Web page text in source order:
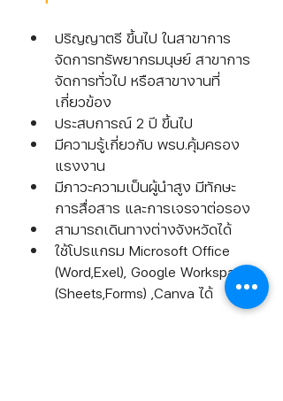
ปริญญาตรี ขึ้นไป ในสาขาการ
จัดการทรัพยากรมนุษย์ สาขาการ
จัดการทั่วไป หรือสาขางานที่
เกี่ยวข้อง
ประสบการณ์ 2 ปี ขึ้นไป
มีความรู้เกี่ยวกับ พรบ.คุ้มครอง
แรงงาน
มีภาวะความเป็นผู้นำสูง มีทักษะ
การสื่อสาร และการเจรจาต่อรอง
สามารถเดินทางต่างจังหวัดได้
ใช้โปรแกรม Microsoft Office
(Word,Exel), Google Workspace
(Sheets,Forms) ,Canva ได้